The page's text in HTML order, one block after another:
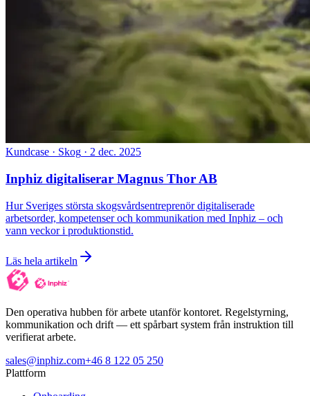
Kundcase · Skog · 2 dec. 2025
Inphiz digitaliserar Magnus Thor AB
Hur Sveriges största skogsvårdsentreprenör digitaliserade
arbetsorder, kompetenser och kommunikation med Inphiz – och
vann veckor i produktionstid.
Läs hela artikeln
Den operativa hubben för arbete utanför kontoret. Regelstyrning,
kommunikation och drift — ett spårbart system från instruktion till
verifierat arbete.
sales@inphiz.com+46 8 122 05 250
Plattform